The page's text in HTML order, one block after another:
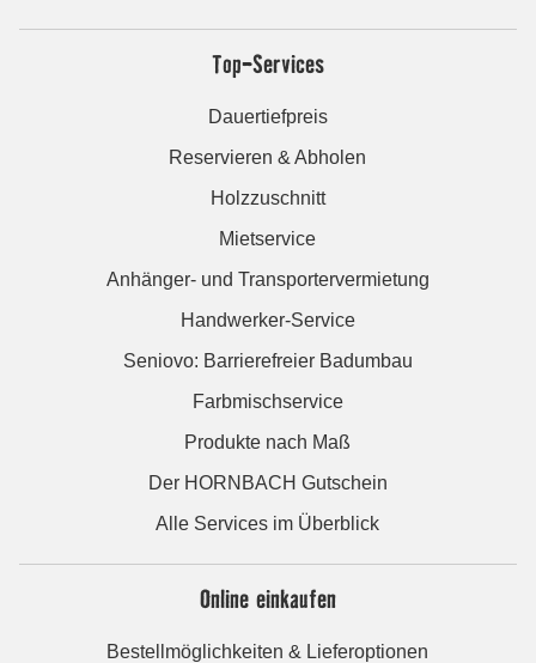
Top-Services
Dauertiefpreis
Reservieren & Abholen
Holzzuschnitt
Mietservice
Anhänger- und Transportervermietung
Handwerker-Service
Seniovo: Barrierefreier Badumbau
Farbmischservice
Produkte nach Maß
Der HORNBACH Gutschein
Alle Services im Überblick
Online einkaufen
Bestellmöglichkeiten & Lieferoptionen